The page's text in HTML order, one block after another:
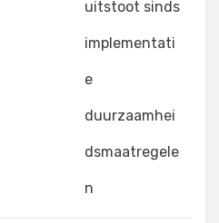
uitstoot sinds
implementati
e
duurzaamhei
dsmaatregele
n